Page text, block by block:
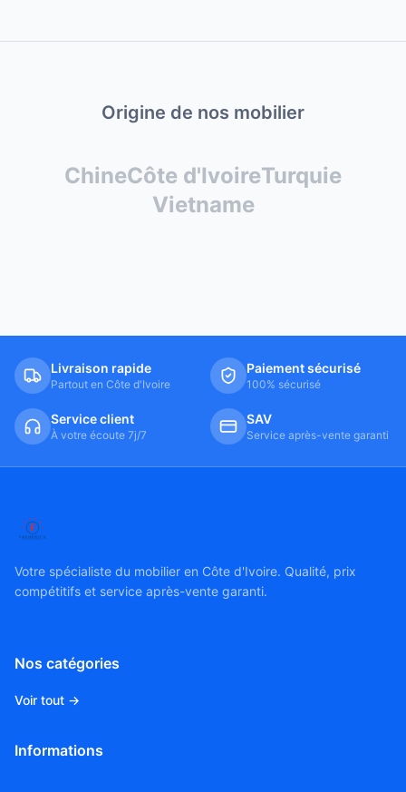
Origine de nos mobilier
ChineCôte d'IvoireTurquie
Vietname
Livraison rapide
Partout en Côte d'Ivoire
Paiement sécurisé
100% sécurisé
Service client
À votre écoute 7j/7
SAV
Service après-vente garanti
Votre spécialiste du mobilier en Côte d'Ivoire. Qualité, prix
compétitifs et service après-vente garanti.
Nos catégories
Voir tout →
Informations